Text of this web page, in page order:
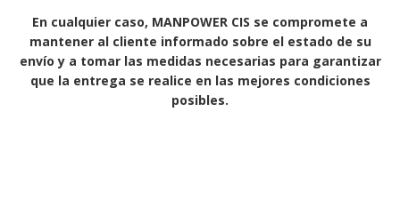
En cualquier caso, MANPOWER CIS se compromete a
mantener al cliente informado sobre el estado de su
envío y a tomar las medidas necesarias para garantizar
que la entrega se realice en las mejores condiciones
posibles.